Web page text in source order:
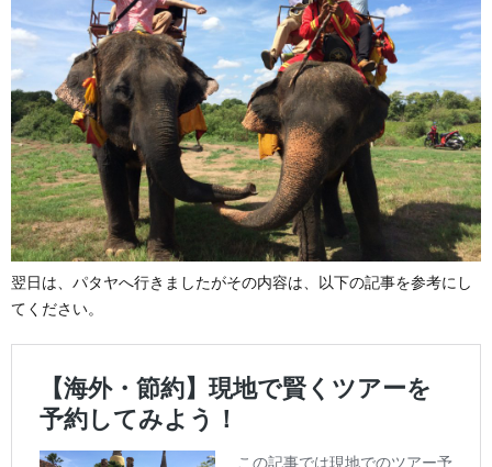
翌日は、パタヤへ行きましたがその内容は、以下の記事を参考にし
てください。